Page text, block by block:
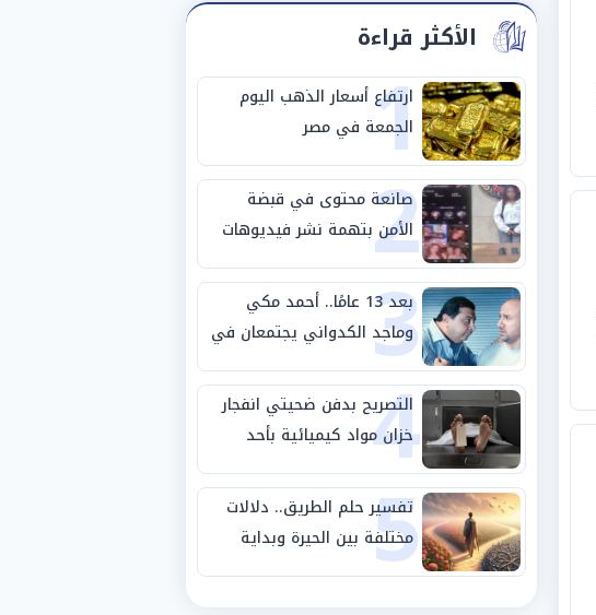
الأكثر قراءة
1
ارتفاع أسعار الذهب اليوم
الجمعة في مصر
2
صانعة محتوى في قبضة
الأمن بتهمة نشر فيديوهات
خادشة للحياء
3 بعد 13 عامًا.. أحمد مكي
وماجد الكدواني يجتمعان في
«فرصة سعيدة»
4
التصريح بدفن ضحيتي انفجار
خزان مواد كيميائية بأحد
مصانع الفيوم
5
تفسير حلم الطريق.. دلالات
مختلفة بين الحيرة وبداية
مرحلة جديدة